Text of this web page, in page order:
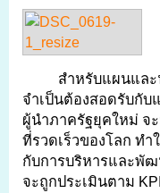
สำหรับแผนแล
จำเป็นต้องสอดรับกั
ผู้นำภาครัฐยุคใหม่ จ
ที่รวดเร็วของโลก ท
กับการบริหารและพั
จะถูกประเมินตาม